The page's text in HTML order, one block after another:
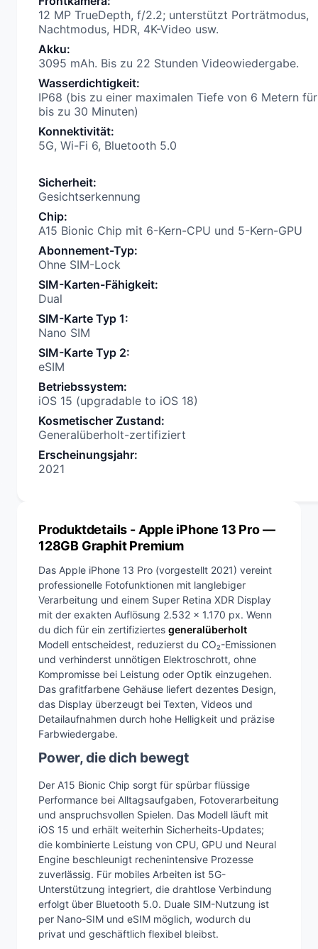
12 MP TrueDepth, f/2.2; unterstützt Porträtmodus,
Nachtmodus, HDR, 4K-Video usw.
Akku:
3095 mAh. Bis zu 22 Stunden Videowiedergabe.
Wasserdichtigkeit:
IP68 (bis zu einer maximalen Tiefe von 6 Metern für
bis zu 30 Minuten)
Konnektivität:
5G, Wi-Fi 6, Bluetooth 5.0
Sicherheit:
Gesichtserkennung
Chip:
A15 Bionic Chip mit 6-Kern-CPU und 5-Kern-GPU
Abonnement-Typ:
Ohne SIM-Lock
SIM-Karten-Fähigkeit:
Dual
SIM-Karte Typ 1:
Nano SIM
SIM-Karte Typ 2:
eSIM
Betriebssystem:
iOS 15 (upgradable to iOS 18)
Kosmetischer Zustand:
Generalüberholt-zertifiziert
Erscheinungsjahr:
2021
Produktdetails - Apple iPhone 13 Pro —
128GB Graphit Premium
Das Apple iPhone 13 Pro (vorgestellt 2021) vereint
professionelle Fotofunktionen mit langlebiger
Verarbeitung und einem Super Retina XDR Display
mit der exakten Auflösung 2.532 x 1.170 px. Wenn
du dich für ein zertifiziertes generalüberholt
Modell entscheidest, reduzierst du CO₂-Emissionen
und verhinderst unnötigen Elektroschrott, ohne
Kompromisse bei Leistung oder Optik einzugehen.
Das grafitfarbene Gehäuse liefert dezentes Design,
das Display überzeugt bei Texten, Videos und
Detailaufnahmen durch hohe Helligkeit und präzise
Farbwiedergabe.
Power, die dich bewegt
Der A15 Bionic Chip sorgt für spürbar flüssige
Performance bei Alltagsaufgaben, Fotoverarbeitung
und anspruchsvollen Spielen. Das Modell läuft mit
iOS 15 und erhält weiterhin Sicherheits-Updates;
die kombinierte Leistung von CPU, GPU und Neural
Engine beschleunigt rechenintensive Prozesse
zuverlässig. Für mobiles Arbeiten ist 5G-
Unterstützung integriert, die drahtlose Verbindung
erfolgt über Bluetooth 5.0. Duale SIM-Nutzung ist
per Nano-SIM und eSIM möglich, wodurch du
privat und geschäftlich flexibel bleibst.